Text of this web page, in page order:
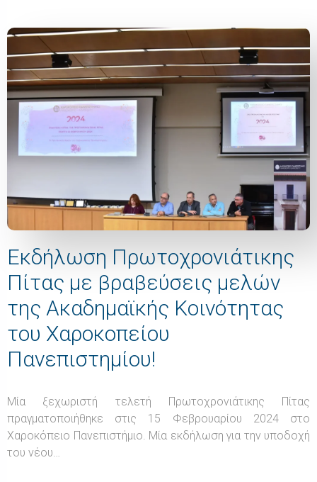
Εκδήλωση Πρωτοχρονιάτικης
Πίτας με βραβεύσεις μελών
της Ακαδημαϊκής Κοινότητας
του Χαροκοπείου
Πανεπιστημίου!
Μία ξεχωριστή τελετή Πρωτοχρονιάτικης Πίτας
πραγματοποιήθηκε στις 15 Φεβρουαρίου 2024 στο
Χαροκόπειο Πανεπιστήμιο. Μία εκδήλωση για την υποδοχή
του νέου…